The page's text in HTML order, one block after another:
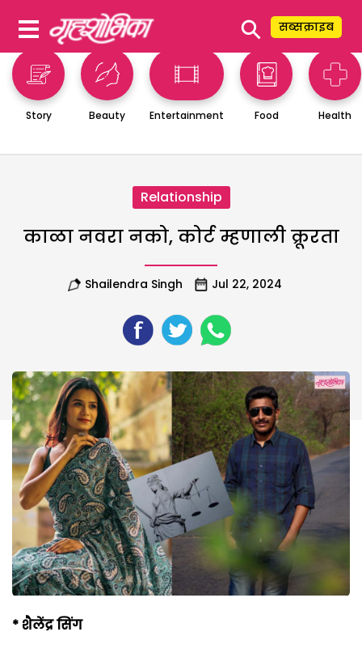
⚲ सब्सक्राइब
Story Beauty Entertainment Food Health
Relationship
काळा नवरा नको, कोर्ट म्हणाली क्रूरता
Shailendra Singh Jul 22, 2024
* शैलेंद्र सिंग